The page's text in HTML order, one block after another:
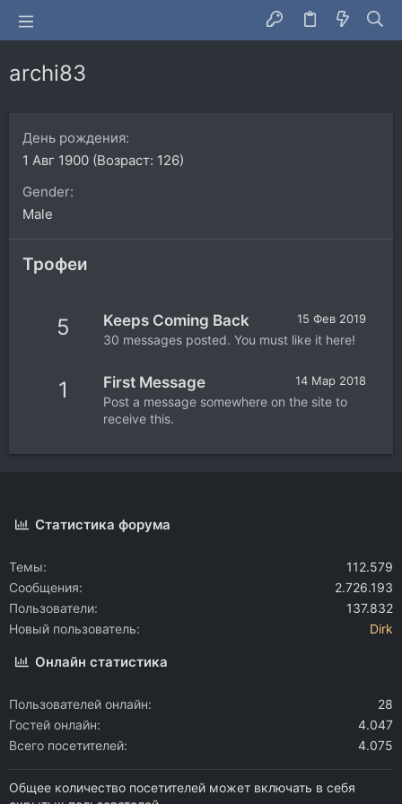
archi83
День рождения
1 Авг 1900 (Возраст: 126)
Gender
Male
Трофеи
5 15 Фев 2019
Keeps Coming Back
30 messages posted. You must like it here!
1 14 Мар 2018
First Message
Post a message somewhere on the site to
receive this.
Статистика форума
Темы
112.579
Сообщения
2.726.193
Пользователи
137.832
Новый пользователь
Dirk
Онлайн статистика
Пользователей онлайн
28
Гостей онлайн
4.047
Всего посетителей
4.075
Общее количество посетителей может включать в себя